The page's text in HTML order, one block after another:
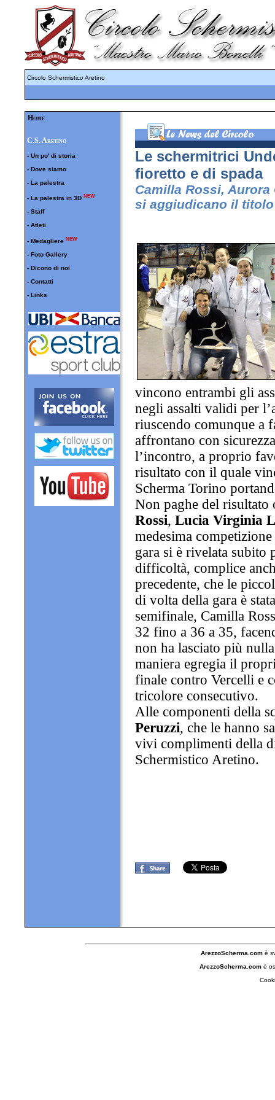
Circolo Schermistico Aretino
Home
C.S. Aretino
- Un po' di storia
- Dove siamo
- La palestra
- La palestra in 3D NEW
- Staff
- Atleti
- Medagliere NEW
- Foto Gallery
- Dicono di noi
- Contatti
- Links
Le schermitrici
fioretto e di spada
Camilla Rossi,
si aggiudicano il
vincono entrambi gli
negli assalti validi per
riuscendo comunque a
affrontano con
l’incontro, a proprio
risultato con il quale
Scherma Torino
Non paghe del
Rossi, Lucia Virginia
medesima
gara si è rivelata
difficoltà, complice
precedente, che le
di volta della gara è
semifinale, Camilla
32 fino a 36 a 35,
non ha lasciato più
maniera egregia il
finale contro Vercelli e
tricolore consecutivo.
Alle componenti della
Peruzzi, che le hanno
vivi complimenti della
Schermistico Aretino.
ArezzoScherma.comè
ArezzoScherma.comè